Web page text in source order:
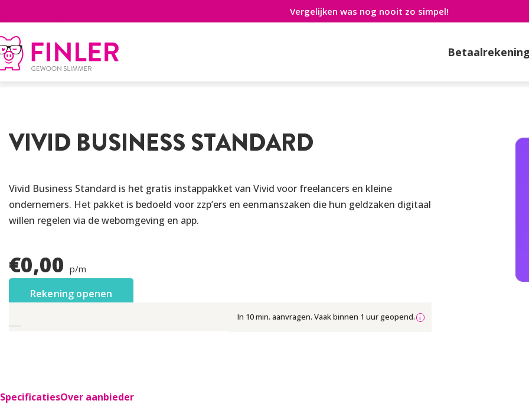
Vergelijken was nog nooit zo simpel!
Home > Betaalrekening
VIVID BUSINESS STANDARD
Vivid Business Standard is het gratis instappakket van Vivid voor freelancers en kleine
ondernemers. Het pakket is bedoeld voor zzp’ers en eenmanszaken die hun geldzaken digitaal
willen regelen via de webomgeving en app.
€0,00 p/m
Rekening openen
In 10 min. aanvragen. Vaak binnen 1 uur geopend.
SpecificatiesOver aanbieder